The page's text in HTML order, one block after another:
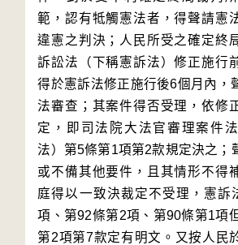
範，認有牴觸憲法者，得聲請憲
違憲之判決；人民所受之確定終
訴訟法（下稱憲訴法）修正施行
得於憲訴法修正施行後6個月內，
法審查；其案件得否受理，依修
定，即司法院大法官審理案件
法）第5條第1項第2款規定決之；
或不備其他要件，且其情形不得
庭得以一致決裁定不受理，憲訴
項、第92條第2項、第90條第1項
第2項第7款定有明文。又按人民